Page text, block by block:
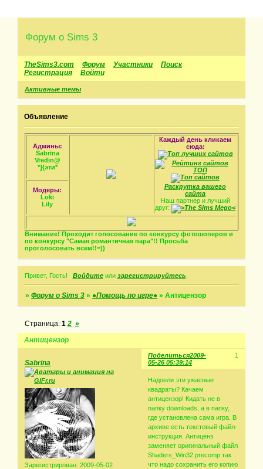
Форум о Sims 3
TheSims3.com Форум Участники
Поиск
Регистрация
Войти
Активные темы
Объявление
Админы:
Sabrina
Vredin@
*]{эти*
Каждый день кликаем
сюда:
Раскрутка вашего
сайта
Наш партнер и лучший
друг:
Модеры:
Loki
Lily
Внимание! Проходит голосование по конкурсу фотошоперов и
по конкурсу "Самая романтичная пара"!! Просьба
проголосовать всем!!=))
Привет, Гость! Войдитеили зарегистрируйтесь
»Форум о Sims 3 » ●Помощь по игре● »Антицензор
Антицензор
Страница:1 2 »
Поделиться 1
2009-
05-26 05:39:14
Sabrina
Зарегистрирован: 2009-05-02
Надоели эти ужасные
квадраты? Качаем
антицензор! Кидать не в
папку downloads, а в папку,
где установлена сама игра. В
архиве есть текстовый файл-
инструкция. Антиценз
заменяет оригинальный файл
Shaders_Win32.precomp так
что надо сохранить его копию